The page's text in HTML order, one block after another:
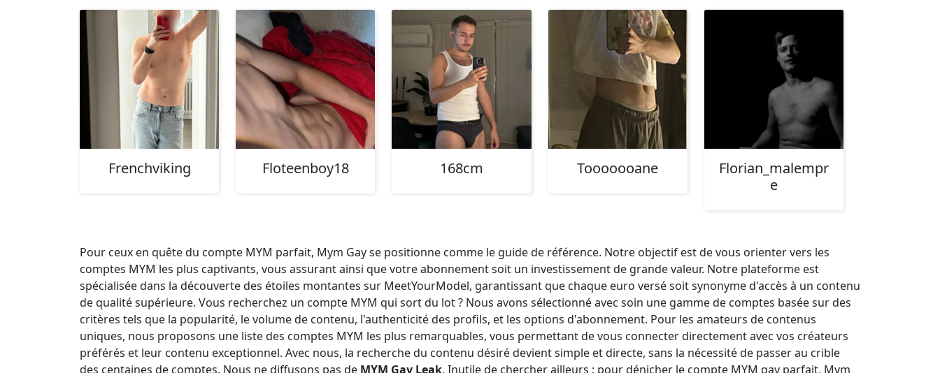
Frenchviking Floteenboy18 168cm Tooooooane
Florian_malempr
e
Pour ceux en quête du compte MYM parfait, Mym Gay se positionne comme le guide de référence. Notre objectif est de vous orienter vers les
comptes MYM les plus captivants, vous assurant ainsi que votre abonnement soit un investissement de grande valeur. Notre plateforme est
spécialisée dans la découverte des étoiles montantes sur MeetYourModel, garantissant que chaque euro versé soit synonyme d'accès à un contenu
de qualité supérieure. Vous recherchez un compte MYM qui sort du lot ? Nous avons sélectionné avec soin une gamme de comptes basée sur des
critères tels que la popularité, le volume de contenu, l'authenticité des profils, et les options d'abonnement. Pour les amateurs de contenus
uniques, nous proposons une liste des comptes MYM les plus remarquables, vous permettant de vous connecter directement avec vos créateurs
préférés et leur contenu exceptionnel. Avec nous, la recherche du contenu désiré devient simple et directe, sans la nécessité de passer au crible
des centaines de comptes. Nous ne diffusons pas de MYM Gay Leak. Inutile de chercher ailleurs : pour dénicher le compte MYM gay parfait, Mym